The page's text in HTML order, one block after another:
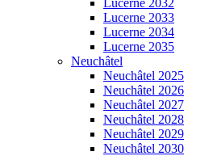
Lucerne 2032
Lucerne 2033
Lucerne 2034
Lucerne 2035
Neuchâtel
Neuchâtel 2025
Neuchâtel 2026
Neuchâtel 2027
Neuchâtel 2028
Neuchâtel 2029
Neuchâtel 2030